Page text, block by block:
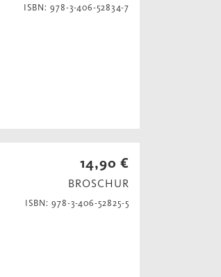
ISBN: 978-3-406-52834-7
14,90 €
BROSCHUR
ISBN: 978-3-406-52825-5